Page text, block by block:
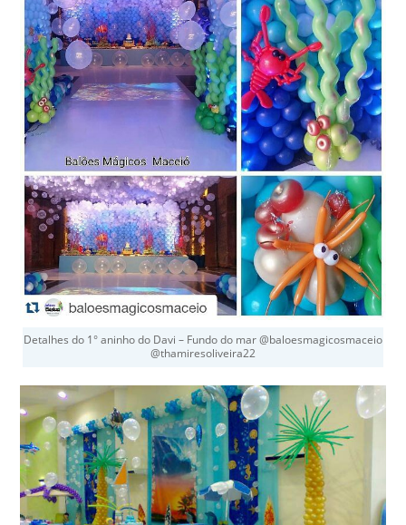
Detalhes do 1° aninho do Davi – Fundo do mar @baloesmagicosmaceio
@thamiresoliveira22